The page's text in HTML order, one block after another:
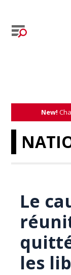
New!
Le
les